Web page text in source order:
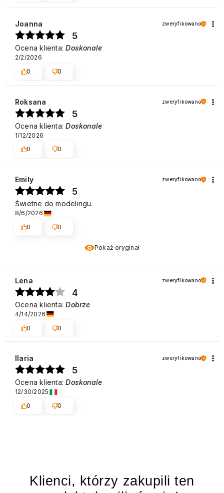
Joanna zweryfikowano
5
Ocena klienta:Doskonale
2/2/2026
0
0
Roksana zweryfikowano
5
Ocena klienta:Doskonale
1/12/2026
0
0
Pokaż oryginał
Emily zweryfikowano
5
Świetne do modelingu.
8/6/2026
0
0
Lena zweryfikowano
4
Ocena klienta:Dobrze
4/14/2026
0
0
Ilaria zweryfikowano
5
Ocena klienta:Doskonale
12/30/2025
0
0
Klienci, którzy zakupili ten